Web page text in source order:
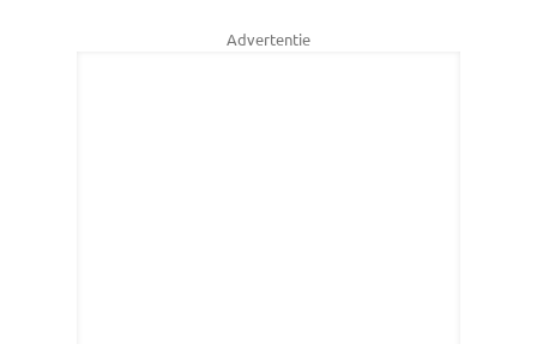
Advertentie